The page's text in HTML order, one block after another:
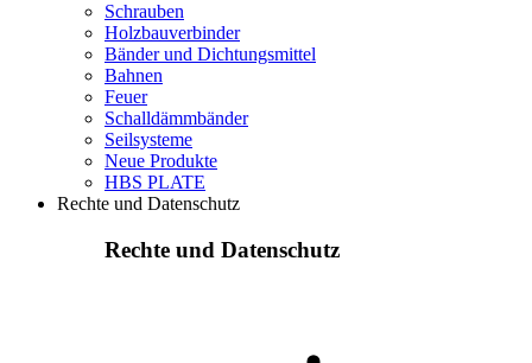
Schrauben
Holzbauverbinder
Bänder und Dichtungsmittel
Bahnen
Feuer
Schalldämmbänder
Seilsysteme
Neue Produkte
HBS PLATE
Rechte und Datenschutz
Rechte und Datenschutz